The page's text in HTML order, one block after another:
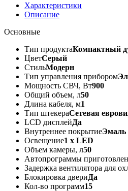
Характеристики
Описание
Основные
Тип продуктаКомпактный
ЦветСерый
СтильМодерн
Тип управления прибором
Мощность СВЧ, Вт900
Общий объем, л50
Длина кабеля, м1
Тип штекераСетевая
LCD дисплейДа
Внутреннее покрытиеЭмаль
Освещение1 x LED
Объем камеры, л50
Автопрограммы
Задержка вентилятора для
Блокировка двериДа
Кол-во программ15